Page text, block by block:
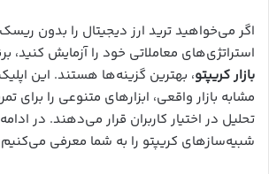
اگر می‌خواهید ترید ارز دیجیتال را بدون ریسک
استراتژی‌های معاملاتی خود را آزمایش کنید،
بازار کریپتو، بهترین گزینه‌ها هستند. این
مشابه بازار واقعی، ابزارهای متنوعی را برای
تحلیل در اختیار کاربران قرار می‌دهند. در
شبیه‌سازهای کریپتو را به شما معرفی